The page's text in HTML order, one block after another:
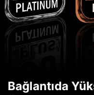
Bağlantıda